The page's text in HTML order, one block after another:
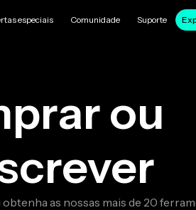
especiais Comunidade Suporte
ou
as nossas mais de 20